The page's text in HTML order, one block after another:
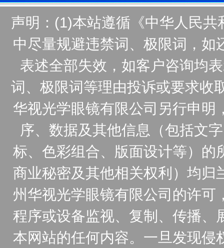
声明：(1)本站遵循《中华人民
中尽量规避违禁词、极限词，
表述全部失效，如客户咨询均
词、极限词等理由投诉或要求收
华视光学眼镜有限公司另行申明
序、数据及其他信息（包括文
标、色彩组合、版面设计等）的
商业秘密及其他相关权利）均归
州华视光学眼镜有限公司的许
程序或设备监视、复制、传播、
本网站的任何内容。一旦发现侵